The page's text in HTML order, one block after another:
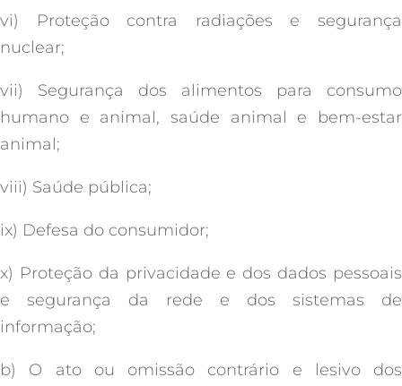
vi) Proteção contra radiações e segurança
nuclear;
vii) Segurança dos alimentos para consumo
humano e animal, saúde animal e bem-estar
animal;
viii) Saúde pública;
ix) Defesa do consumidor;
x) Proteção da privacidade e dos dados pessoais
e segurança da rede e dos sistemas de
informação;
b) O ato ou omissão contrário e lesivo dos